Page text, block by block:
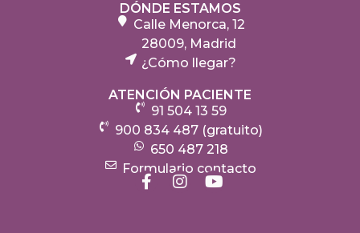
DÓNDE ESTAMOS
Calle Menorca, 12
28009, Madrid
¿Cómo llegar?
ATENCIÓN PACIENTE
91 504 13 59
900 834 487 (gratuito)
650 487 218
Formulario contacto